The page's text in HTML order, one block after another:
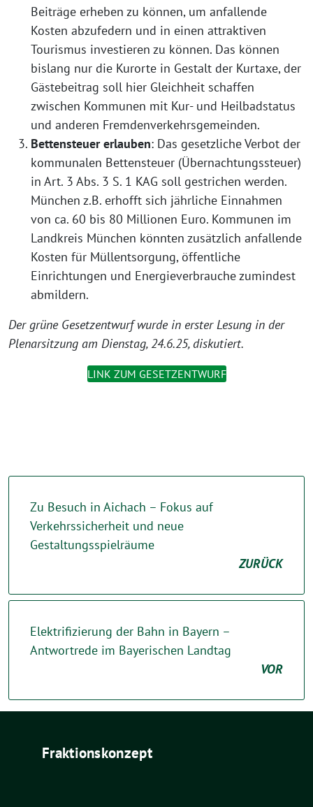
Beiträge erheben zu können, um anfallende
Kosten abzufedern und in einen attraktiven
Tourismus investieren zu können. Das können
bislang nur die Kurorte in Gestalt der Kurtaxe, der
Gästebeitrag soll hier Gleichheit schaffen
zwischen Kommunen mit Kur- und Heilbadstatus
und anderen Fremdenverkehrsgemeinden.
Bettensteuer erlauben: Das gesetzliche Verbot der
kommunalen Bettensteuer (Übernachtungssteuer)
in Art. 3 Abs. 3 S. 1 KAG soll gestrichen werden.
München z.B. erhofft sich jährliche Einnahmen
von ca. 60 bis 80 Millionen Euro. Kommunen im
Landkreis München könnten zusätzlich anfallende
Kosten für Müllentsorgung, öffentliche
Einrichtungen und Energieverbrauche zumindest
abmildern.
Der grüne Gesetzentwurf wurde in erster Lesung in der
Plenarsitzung am Dienstag, 24.6.25, diskutiert.
LINK ZUM GESETZENTWURF
Zu Besuch in Aichach – Fokus auf
Verkehrssicherheit und neue
Gestaltungsspielräume
ZURÜCK
Elektrifizierung der Bahn in Bayern –
Antwortrede im Bayerischen Landtag
VOR
Fraktionskonzept